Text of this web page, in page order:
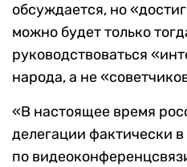
обсуждается, но
можно будет только
руководствоваться
народа, а не
«В настоящее время
делегации фактически
по